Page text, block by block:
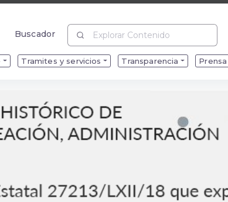
Buscador
Tramites y servicios Transparencia Prensa